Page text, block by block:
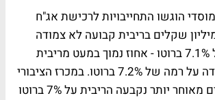
הוגשו התחייבויות לרכישת אג"ח
של 187 מיליון שקלים בריבית קבועה לא צמודה
בשיעור שנתי של 7.1% ברוטו - אחוז נמוך במעט מריבית
המקסימום שעמדה על רמה של 7.2% ברוטו. במכרז הציבורי
שנערך מספר ימים מאוחר יותר נקבעה הריבית על 7% ברוטו